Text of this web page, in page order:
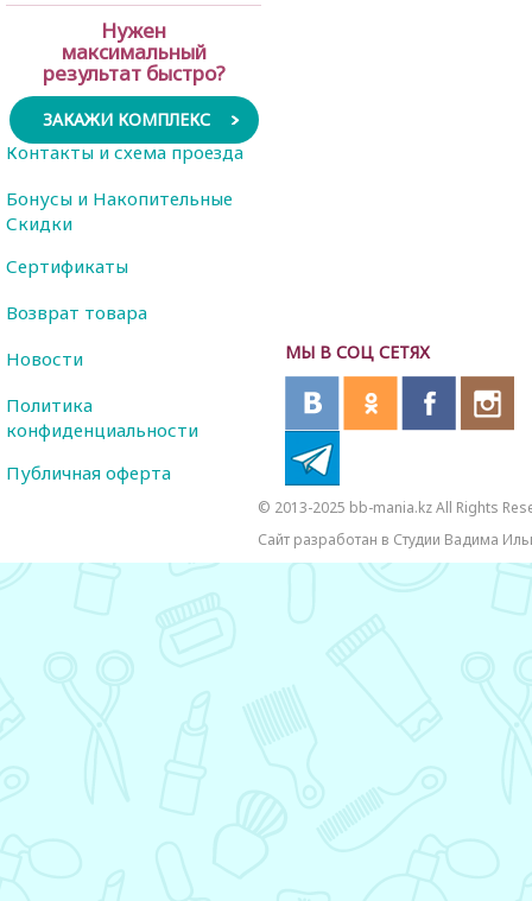
Нужен
максимальный
результат быстро?
ЗАКАЖИ КОМПЛЕКС
МЫ В СОЦ СЕТЯХ
Контакты и схема проезда
Бонусы и Накопительные
Скидки
Сертификаты
Возврат товара
Новости
Политика
конфиденциальности
Публичная оферта
© 2013-2025 bb-mania.kz All Rights
Сайт разработан в Студии Вадима